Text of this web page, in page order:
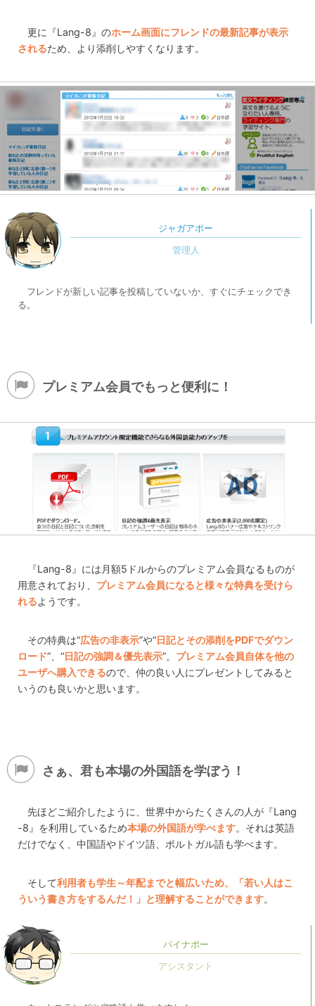
更に『Lang-8』のホーム画面にフレンドの最新記事が表示
されるため、より添削しやすくなります。
ジャガアポー
フレンドが新しい記事を投稿していないか、すぐにチェックでき
る。
プレミアム会員でもっと便利に！
『Lang-8』には月額5ドルからのプレミアム会員なるものが
用意されており、 プレミアム会員になると様々な特典を受けら
れるようです。
その特典は“広告の非表示”や“日記とその添削をPDFでダウン
ロード”、“日記の強調＆優先表示”。 プレミアム会員自体を他の
ユーザへ購入できるので、仲の良い人にプレゼントしてみると
いうのも良いかと思います。
さぁ、君も本場の外国語を学ぼう！
先ほどご紹介したように、世界中からたくさんの人が『Lang
-8』を利用しているため本場の外国語が学べます。それは英語
だけでなく、中国語やドイツ語、ポルトガル語も学べます。
そして利用者も学生～年配までと幅広いため、「若い人はこ
ういう書き方をするんだ！」と理解することができます。
パイナポー